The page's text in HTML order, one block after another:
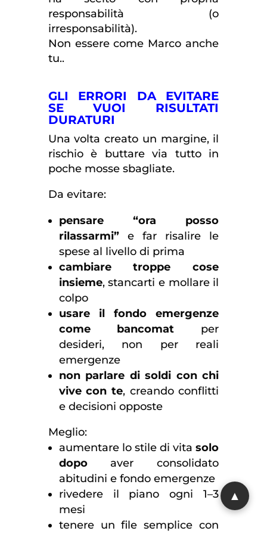
responsabilità (o
irresponsabilità).
Non essere come Marco anche
tu..
GLI ERRORI DA EVITARE
SE VUOI RISULTATI
DURATURI
Una volta creato un margine, il
rischio è buttare via tutto in
poche mosse sbagliate.
Da evitare:
pensare “ora posso
rilassarmi”e far risalire le
spese al livello di prima
cambiare troppe cose
insieme, stancarti e mollare il
colpo
usare il fondo emergenze
come bancomat per
desideri, non per reali
emergenze
non parlare di soldi con chi
vive con te, creando conflitti
e decisioni opposte
Meglio:
aumentare lo stile di vitasolo
dopoaver consolidato
abitudini e fondo emergenze
rivedere il piano ogni 1–3
mesi
tenere un file semplice con